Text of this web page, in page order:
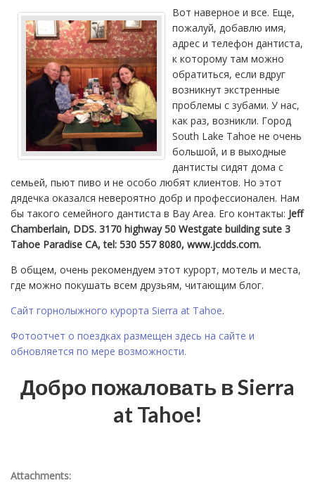
Вот наверное и все. Еще,
пожалуй, добавлю имя,
адрес и телефон дантиста,
к которому там можно
обратиться, если вдруг
возникнут экстренные
проблемы с зубами. У нас,
как раз, возникли. Город
South Lake Tahoe не очень
большой, и в выходные
дантисты сидят дома с
семьей, пьют пиво и не особо любят клиентов. Но этот
дядечка оказался невероятно добр и профессионален. Нам
бы такого семейного дантиста в Bay Area. Его контакты: Jeff
Chamberlain, DDS. 3170 highway 50 Westgate building sute 3
Tahoe Paradise CA, tel: 530 557 8080, www.jcdds.com.
В общем, очень рекомендуем этот курорт, мотель и места,
где можно покушать всем друзьям, читающим блог.
Сайт горнолыжного курорта Sierra at Tahoe.
Фотоотчет о поездках размещен здесь на сайте и
обновляется по мере возможности.
Добро пожаловать в Sierra
at Tahoe!
Attachments: